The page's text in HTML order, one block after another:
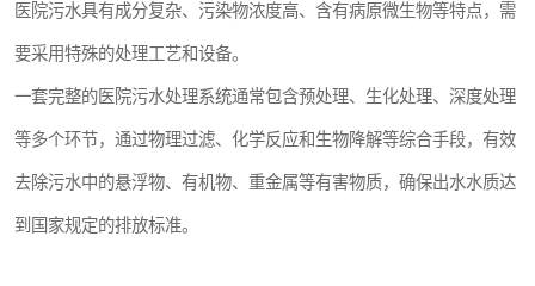
医院污水具有成分复杂、污染物浓度高、含有病原微生物等特点，需
要采用特殊的处理工艺和设备。
一套完整的医院污水处理系统通常包含预处理、生化处理、深度处理
等多个环节，通过物理过滤、化学反应和生物降解等综合手段，有效
去除污水中的悬浮物、有机物、重金属等有害物质，确保出水水质达
到国家规定的排放标准。